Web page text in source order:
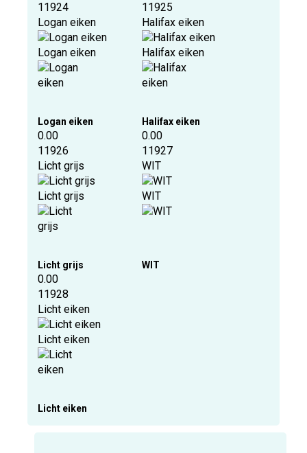
11924
Logan eiken
Logan eiken
Logan eiken
11925
Halifax eiken
Halifax eiken
Halifax eiken
0.00
11926
Licht grijs
Licht grijs
Licht grijs
0.00
11927
WIT
WIT
WIT
0.00
11928
Licht eiken
Licht eiken
Licht eiken